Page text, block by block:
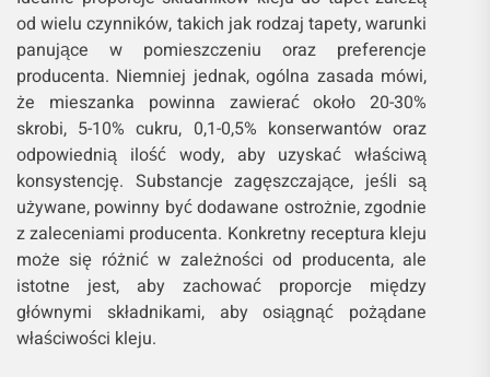
od wielu czynników, takich jak rodzaj tapety, warunki
panujące w pomieszczeniu oraz preferencje
producenta. Niemniej jednak, ogólna zasada mówi,
że mieszanka powinna zawierać około 20-30%
skrobi, 5-10% cukru, 0,1-0,5% konserwantów oraz
odpowiednią ilość wody, aby uzyskać właściwą
konsystencję. Substancje zagęszczające, jeśli są
używane, powinny być dodawane ostrożnie, zgodnie
z zaleceniami producenta. Konkretny receptura kleju
może się różnić w zależności od producenta, ale
istotne jest, aby zachować proporcje między
głównymi składnikami, aby osiągnąć pożądane
właściwości kleju.